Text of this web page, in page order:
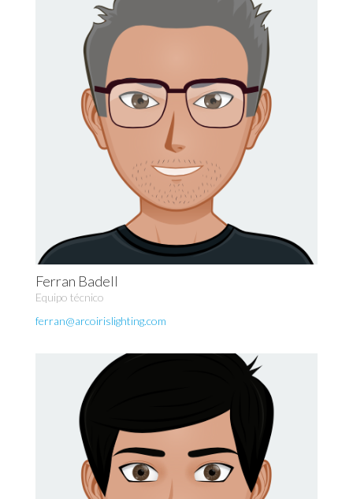
Ferran Badell
Equipo técnico
ferran@arcoirislighting.com